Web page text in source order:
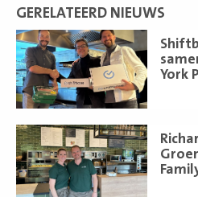
GERELATEERD NIEUWS
York
Lees
meer
Lees
meer